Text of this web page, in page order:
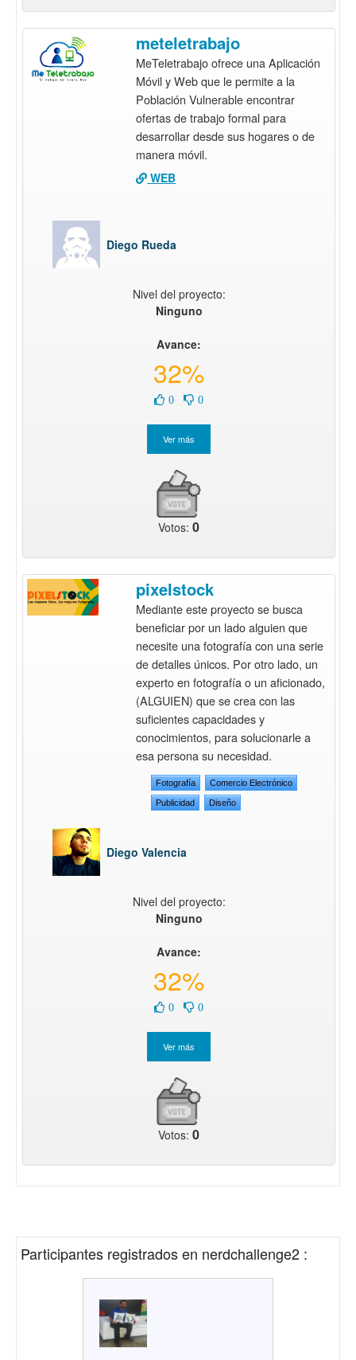
meteletrabajo
MeTeletrabajo ofrece una Aplicación
Móvil y Web que le permite a la
Población Vulnerable encontrar
ofertas de trabajo formal para
desarrollar desde sus hogares o de
manera móvil.
WEB
Diego Rueda
Nivel del proyecto:
Ninguno
Avance:
32%
0 0
Votos: 0
pixelstock
Mediante este proyecto se busca
beneficiar por un lado alguien que
necesite una fotografía con una serie
de detalles únicos. Por otro lado, un
experto en fotografía o un aficionado,
(ALGUIEN) que se crea con las
suficientes capacidades y
conocimientos, para solucionarle a
esa persona su necesidad.
Fotografía Comercio Electrónico
Publicidad Diseño
Diego Valencia
Nivel del proyecto:
Ninguno
Avance:
32%
0 0
Votos: 0
Participantes registrados en nerdchallenge2 :